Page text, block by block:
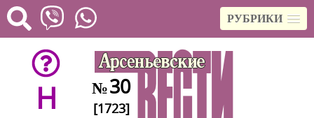
РУБРИКИ
H №30
[1723]